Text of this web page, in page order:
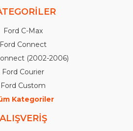
Ford C-Max
Ford Connect
(2002-2006)
Ford Courier
Ford Custom
Kategoriler
ALIŞVERİŞ